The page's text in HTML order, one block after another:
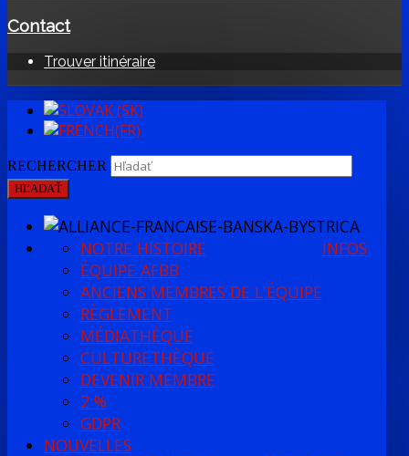
Contact
Trouver itinéraire
RECHERCHER
HĽADAŤ
INFOS
NOTRE HISTOIRE
ÉQUIPE AFBB
ANCIENS MEMBRES DE L'ÉQUIPE
RÈGLEMENT
MÉDIATHÈQUE
CULTURETHÈQUE
DEVENIR MEMBRE
2 %
GDPR
NOUVELLES